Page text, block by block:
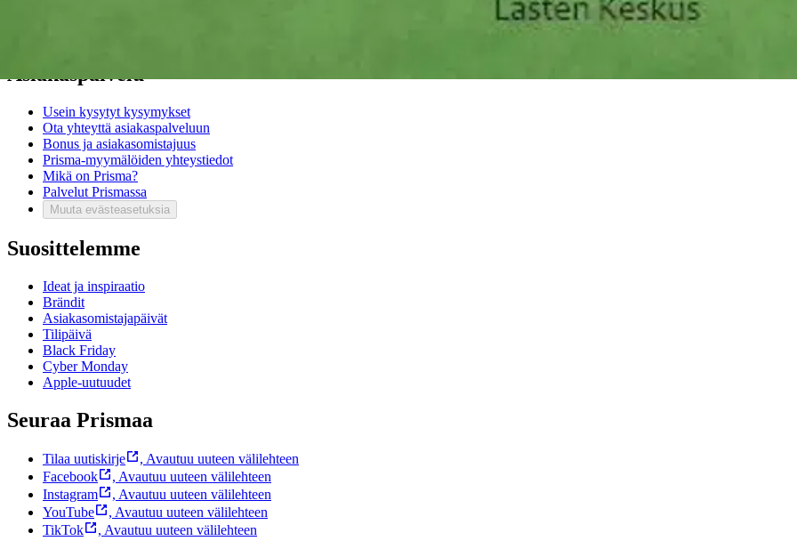
Asiakaspalvelu
Usein kysytyt kysymykset
Ota yhteyttä asiakaspalveluun
Bonus ja asiakasomistajuus
Prisma-myymälöiden yhteystiedot
Mikä on Prisma?
Palvelut Prismassa
Muuta evästeasetuksia
Suosittelemme
Ideat ja inspiraatio
Brändit
Asiakasomistajapäivät
Tilipäivä
Black Friday
Cyber Monday
Apple-uutuudet
Seuraa Prismaa
Tilaa uutiskirje , Avautuu uuteen välilehteen
Facebook
, Avautuu uuteen välilehteen
Instagram
, Avautuu uuteen välilehteen
YouTube
, Avautuu uuteen välilehteen
TikTok
, Avautuu uuteen välilehteen